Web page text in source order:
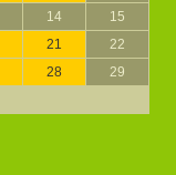
14
15
21
22
28
29